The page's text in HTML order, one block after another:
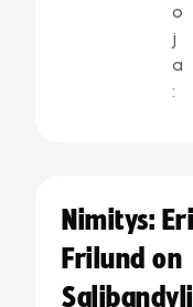
o
j
a
:
Nimitys:
Frilund on